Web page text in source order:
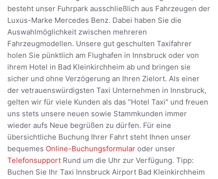
besteht unser Fuhrpark ausschließlich aus Fahrzeugen der
Luxus-Marke Mercedes Benz. Dabei haben Sie die
Auswahlmöglichkeit zwischen mehreren
Fahrzeugmodellen. Unsere gut geschulten Taxifahrer
holen Sie pünktlich am Flughafen in Innsbruck oder von
ihrem Hotel in Bad Kleinkirchheim ab und bringen sie
sicher und ohne Verzögerung an Ihren Zielort. Als einer
der vetrauenswürdigsten Taxi Unternehmen in Innsbruck,
gelten wir für viele Kunden als das "Hotel Taxi" und freuen
uns stets unsere neuen sowie Stammkunden immer
wieder aufs Neue begrüßen zu dürfen. Für eine
übersichtliche Buchung Ihrer Fahrt steht Ihnen unser
bequemes Online-Buchungsformular oder unser
Telefonsupport Rund um die Uhr zur Verfügung. Tipp:
Buchen Sie Ihr Taxi Innsbruck Airport Bad Kleinkirchheim